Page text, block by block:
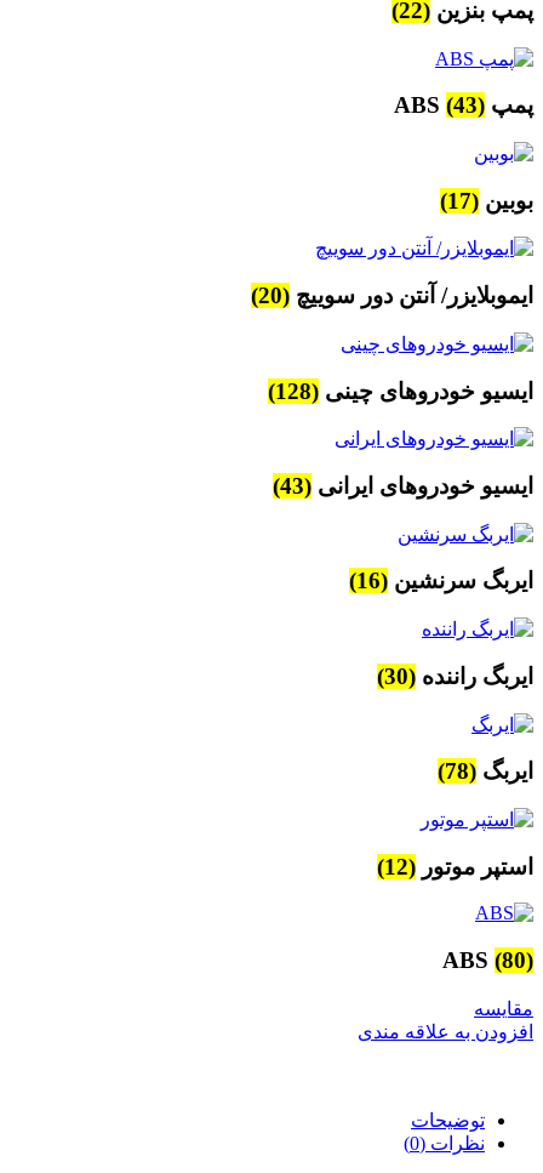
پمپ بنزین (22)
پمپ ABS (43)
بوبین (17)
ایموبلایزر/ آنتن دور سوییچ (20)
ایسیو خودروهای چینی (128)
ایسیو خودروهای ایرانی (43)
ایربگ سرنشین (16)
ایربگ راننده (30)
ایربگ (78)
استپر موتور (12)
ABS (80)
مقایسه
افزودن به علاقه مندی
توضیحات
نظرات (0)